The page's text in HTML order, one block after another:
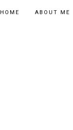
HOME ABOUT ME